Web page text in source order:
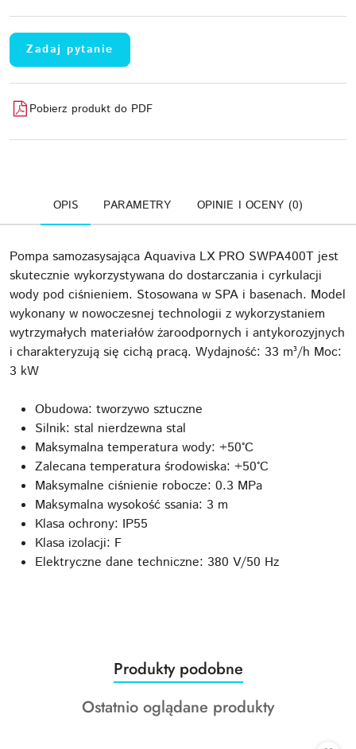
Zadaj pytanie
Pobierz produkt do PDF
OPIS PARAMETRY OPINIE I OCENY (0)
Pompa samozasysająca Aquaviva LX PRO SWPA400T jest
skutecznie wykorzystywana do dostarczania i cyrkulacji
wody pod ciśnieniem. Stosowana w SPA i basenach. Model
wykonany w nowoczesnej technologii z wykorzystaniem
wytrzymałych materiałów żaroodpornych i antykorozyjnych
i charakteryzują się cichą pracą. Wydajność: 33 m³/h Moc:
3 kW
Obudowa: tworzywo sztuczne
Silnik: stal nierdzewna stal
Maksymalna temperatura wody: +50°C
Zalecana temperatura środowiska: +50°C
Maksymalne ciśnienie robocze: 0.3 MPa
Maksymalna wysokość ssania: 3 m
Klasa ochrony: IP55
Klasa izolacji: F
Elektryczne dane techniczne: 380 V/50 Hz
Pomiń karuzelę produktów
Produkty
o
statusie:
Produkty podobne
Produkty
Ostatnio oglądane produkty